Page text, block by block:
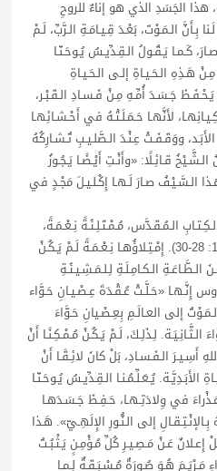
هذا الجَسَدِ الذي هو إناءٌ للروحِ
بِـأَنَّ الـمَـوْتَ، بَعْـدَ قِـيـامَـةِ الـرَّبِّ، لَـمْ
كَـمـا يَـقُـولُ الـقِـدِّيـسُ يُـوحَـنّـا
هَـذِهِ الـحَـيـاةِ إلـى الـحَـيـاةِ
جَـسَـدَ أُمِّـهِ مِـنْ فَـسـادِ الـقَـبْـر،
لأَنَّهـا حَـمَـلَـتْـهُ في أَحْـشـائِهـا
ووَقَـفَـتْ عِـنْـدَ الـصَّلـيـبِ تُـشـارِكُهُ
الـشَّـيْخُ قـائِـلًا: «وأَنْـتِ أَيْـضًـا يَـجُـوزُ
سَـيْـفٌ» (لو 2: 35). هـذا الـسَّـيْـفُ صـارَ لَـهـا إِكْـلـيـلَ مَجْـدٍ في
الـمُـقَـدَّس، مُـمْـتَـلِـئَـةً نِـعْـمَـةً،
وقَـدْ وَجَـدَتْ حُـظْـوَةً عِـنْـدَ الله (لـو 1: 28-30). إِمْـتِـلاؤُهـا نِـعْـمَـةً لَـمْ يَـكُـنْ
الـكـامِـلَـةِ لِـلـمَـشِـيـئَـةِ
إِنَّـهـا «حَـلَّـتْ عُـقْـدَةَ عِـصْـيـانِ حَـوَّاء
إلى العـالَـمِ بِعِـصْـيانِ حَـوَّاءَ
لِـذَلِـكَ، لَـمْ يَـكُـنْ مُـمْـكِـنًـا أَنْ
أَسِـيـرَ الـفَـسـادِ، بَلْ كانَ لائِـقًـا أَنْ
الأَبَـدِيَّـة. يُـعَـلِّـمُـنـا الـقِـدِّيـسُ يُـوحَـنّـا
في وِلادَتِـهـا، حَـفِـظَ جَـسَـدَهـا
إلى الـنُّـورِ الإِلَهِـيّ». هَـذا
إِعـلانٌ عَـنْ مَـصِـيـرِ كُلِّ مُـؤْمِـنٍ يَـثْـبُـتُ
هُـوَ صُـورَةٌ مُـسْـبَـقَـةٌ لِـمـا